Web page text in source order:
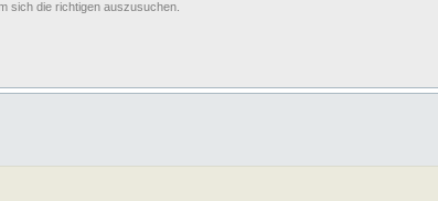
sich die richtigen auszusuchen.